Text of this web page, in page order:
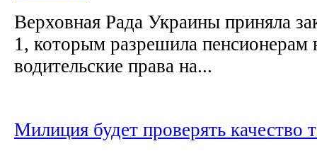
Верховная Рада Украины приняла
1, которым разрешила пенсионерам
водительские права на...
Милиция будет проверять качество